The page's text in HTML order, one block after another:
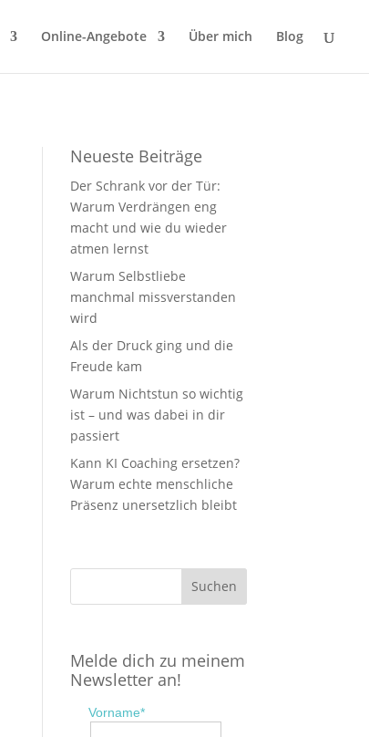
Online-Angebote Über mich Blog
Neueste Beiträge
Der Schrank vor der Tür:
Warum Verdrängen eng
macht und wie du wieder
atmen lernst
Warum Selbstliebe
manchmal missverstanden
wird
Als der Druck ging und die
Freude kam
Warum Nichtstun so wichtig
ist – und was dabei in dir
passiert
Kann KI Coaching ersetzen?
Warum echte menschliche
Präsenz unersetzlich bleibt
Melde dich zu meinem
Newsletter an!
Vorname*